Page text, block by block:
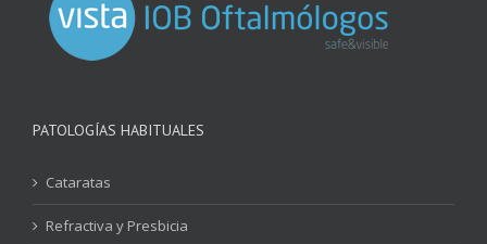
PATOLOGÍAS HABITUALES
Cataratas
Refractiva y Presbicia